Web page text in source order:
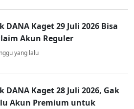
DANA Kaget 29 Juli 2026 Bisa
Akun Reguler
yang lalu
DANA Kaget 28 Juli 2026, Gak
Akun Premium untuk